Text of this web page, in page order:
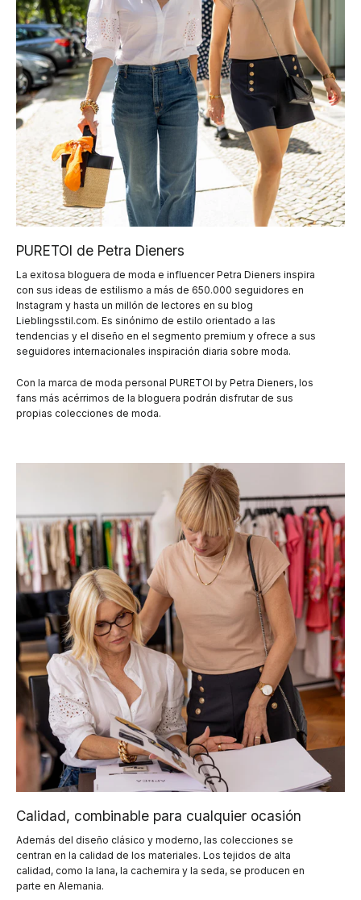
PURETOI de Petra Dieners
La exitosa bloguera de moda e influencer Petra Dieners inspira
con sus ideas de estilismo a más de 650.000 seguidores en
Instagram y hasta un millón de lectores en su blog
Lieblingsstil.com. Es sinónimo de estilo orientado a las
tendencias y el diseño en el segmento premium y ofrece a sus
seguidores internacionales inspiración diaria sobre moda.
Con la marca de moda personal PURETOI by Petra Dieners, los
fans más acérrimos de la bloguera podrán disfrutar de sus
propias colecciones de moda.
Calidad, combinable para cualquier ocasión
Además del diseño clásico y moderno, las colecciones se
centran en la calidad de los materiales. Los tejidos de alta
calidad, como la lana, la cachemira y la seda, se producen en
parte en Alemania.